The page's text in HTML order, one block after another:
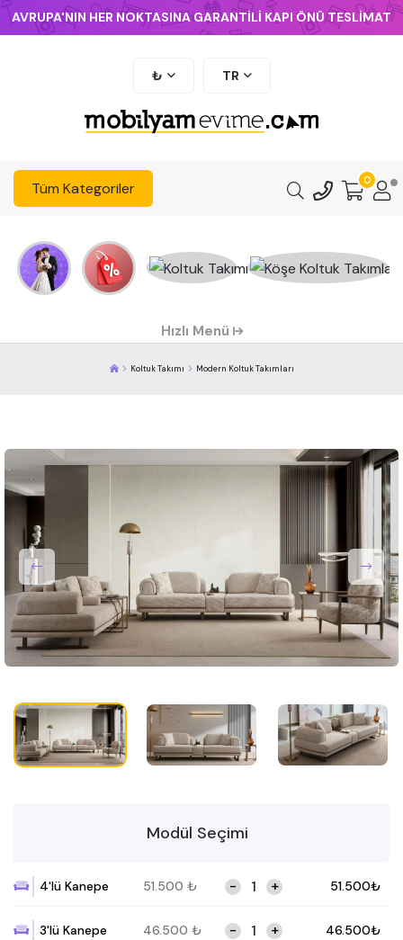
AVRUPA'NIN HER NOKTASINA GARANTİLİ KAPI ÖNÜ TESLİMAT
₺ TR
Tüm Kategoriler 0
Hızlı Menü
Koltuk Takımı Modern Koltuk Takımları
Modül Seçimi
4'lü Kanepe 51.500 ₺ - + 51.500₺
3'lü Kanepe 46.500 ₺ - + 46.500₺